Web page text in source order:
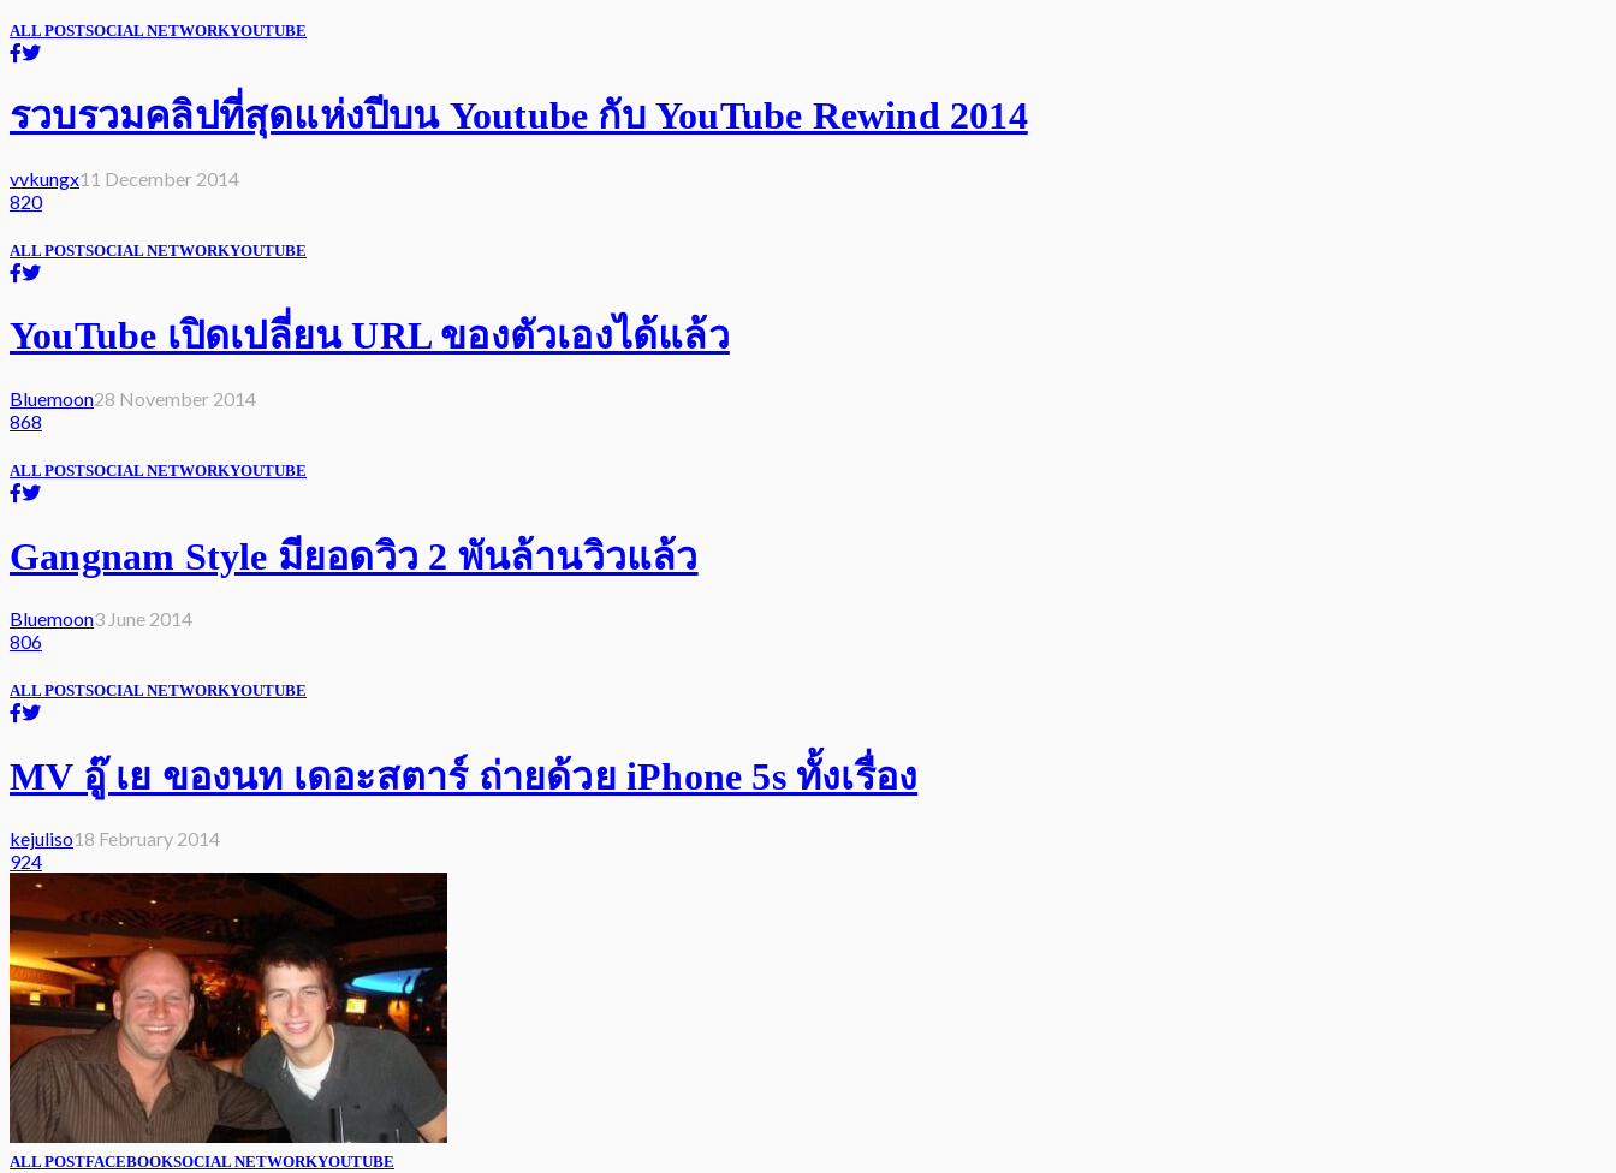
ALL POSTSOCIAL NETWORKYOUTUBE
รวบรวมคลิปที่สุดแห่งปีบน Youtube กับ YouTube Rewind 2014
vvkungx11 December 2014
820
ALL POSTSOCIAL NETWORKYOUTUBE
YouTube เปิดเปลี่ยน URL ของตัวเองได้แล้ว
Bluemoon28 November 2014
868
ALL POSTSOCIAL NETWORKYOUTUBE
Gangnam Style มียอดวิว 2 พันล้านวิวแล้ว
Bluemoon3 June 2014
806
ALL POSTSOCIAL NETWORKYOUTUBE
MV อู๊ เย ของนท เดอะสตาร์ ถ่ายด้วย iPhone 5s ทั้งเรื่อง
kejuliso18 February 2014
924
ALL POSTFACEBOOKSOCIAL NETWORKYOUTUBE